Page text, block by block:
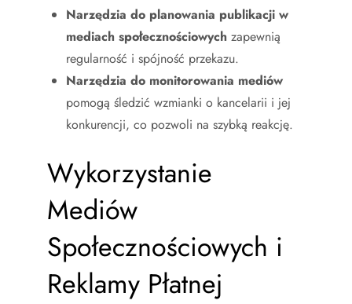
Narzędzia do planowania publikacji w
mediach społecznościowych zapewnią
regularność i spójność przekazu.
Narzędzia do monitorowania mediów
pomogą śledzić wzmianki o kancelarii i jej
konkurencji, co pozwoli na szybką reakcję.
Wykorzystanie
Mediów
Społecznościowych i
Reklamy Płatnej